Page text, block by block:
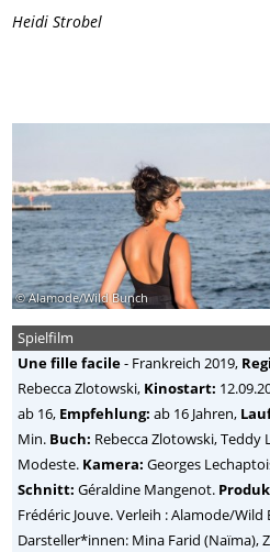
Heidi Strobel
© Alamode/Wild Bunch
Spielfilm
Une fille facile- Frankreich 2019,
Rebecca Zlotowski, Kinostart:
ab 16, Empfehlung: ab 16 Jahren,
Min. Buch: Rebecca Zlotowski, Teddy
Modeste. Kamera: Georges
Schnitt: Géraldine Mangenot.
Frédéric Jouve. Verleih : Alamode/Wild
Darsteller*innen: Mina Farid (Naïma),